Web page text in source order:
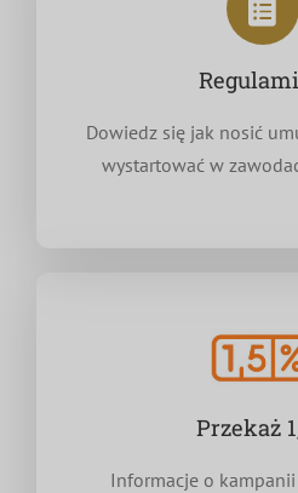
Dowiedz się jak nosić
wystartować w
Przekaż
Informacje o